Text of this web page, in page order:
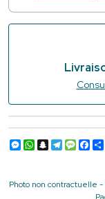
Messenger
WhatsApp
Snapchat
Telegram
Photo non contractuelle